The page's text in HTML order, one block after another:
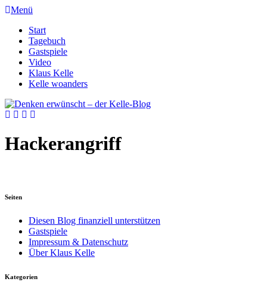
Menü
Start
Tagebuch
Gastspiele
Video
Klaus Kelle
Kelle woanders
Hackerangriff
Seiten
Diesen Blog finanziell unterstützen
Gastspiele
Impressum & Datenschutz
Über Klaus Kelle
Kategorien